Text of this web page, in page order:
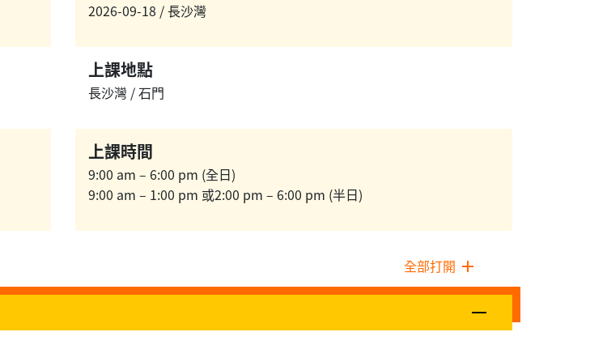
2026-09-18 / 長沙灣
上課地點
長沙灣 / 石門
上課時間
9:00 am – 6:00 pm (全日)
9:00 am – 1:00 pm 或2:00 pm – 6:00 pm (半日)
全部打開